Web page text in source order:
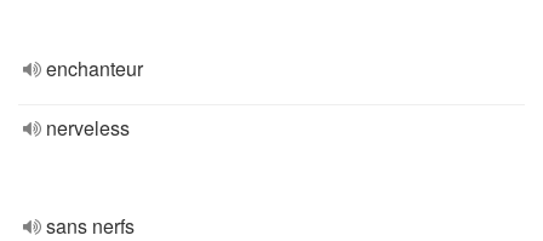
enchanteur
nerveless
sans nerfs